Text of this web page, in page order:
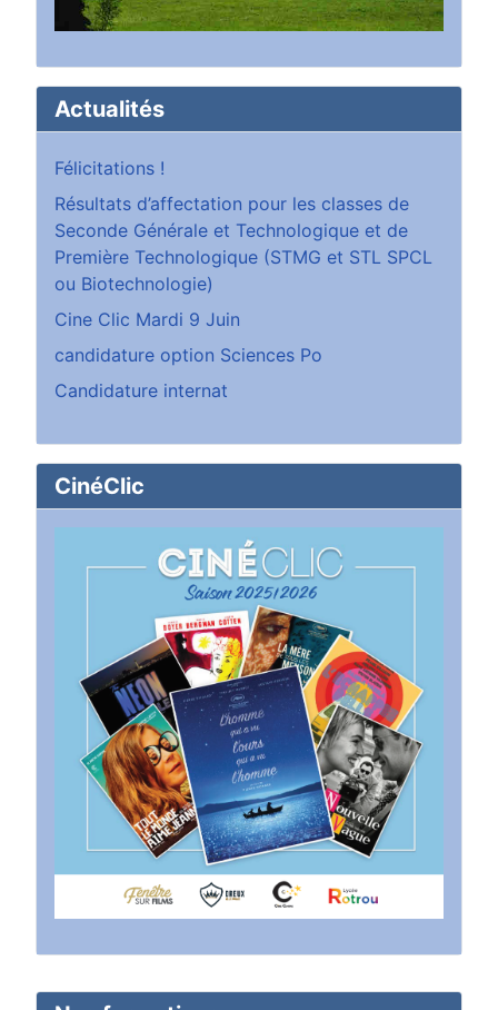
Actualités
Félicitations !
Résultats d’affectation pour les classes de
Seconde Générale et Technologique et de
Première Technologique (STMG et STL SPCL
ou Biotechnologie)
Cine Clic Mardi 9 Juin
candidature option Sciences Po
Candidature internat
CinéClic